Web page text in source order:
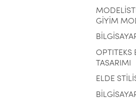
GİYİM
OPTITEKS
TASARIMI
ELDE